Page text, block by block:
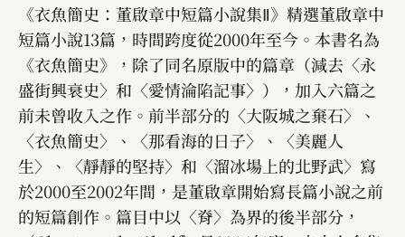
《衣魚簡史：董啟章中短篇小說集Ⅱ》精選董啟章中
短篇小說13篇，時間跨度從2000年至今。本書名為
《衣魚簡史》，除了同名原版中的篇章（減去〈永
盛街興衰史〉和〈愛情淪陷記事〉），加入六篇之
前未曾收入之作。前半部分的〈大阪城之棄石〉、
〈衣魚簡史〉、〈那看海的日子〉、〈美麗人
生〉、〈靜靜的堅持〉和〈溜冰場上的北野武〉寫
於2000至2002年間，是董啟章開始寫長篇小說之前
的短篇創作。篇目中以〈脊〉為界的後半部分，